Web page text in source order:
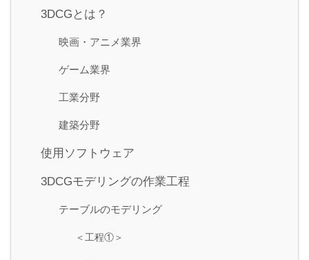
3DCGとは？
映画・アニメ業界
ゲーム業界
工業分野
建築分野
使用ソフトウェア
3DCGモデリングの作業工程
テーブルのモデリング
＜工程①＞